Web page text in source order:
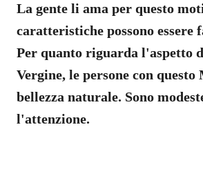
La gente li ama per questo
caratteristiche possono essere
Per quanto riguarda l'aspetto
Vergine, le persone con questo
bellezza naturale. Sono
l'attenzione.